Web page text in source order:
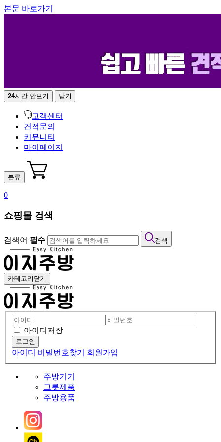
본문 바로가기
24시간 안보기 닫기
고객센터
견적문의
커뮤니티
마이페이지
분류
0
쇼핑몰 검색
검색어 필수 검색
카테고리닫기
아이디저장
아이디 비밀번호찾기 회원가입
주방기기
그릇제품
주방용품